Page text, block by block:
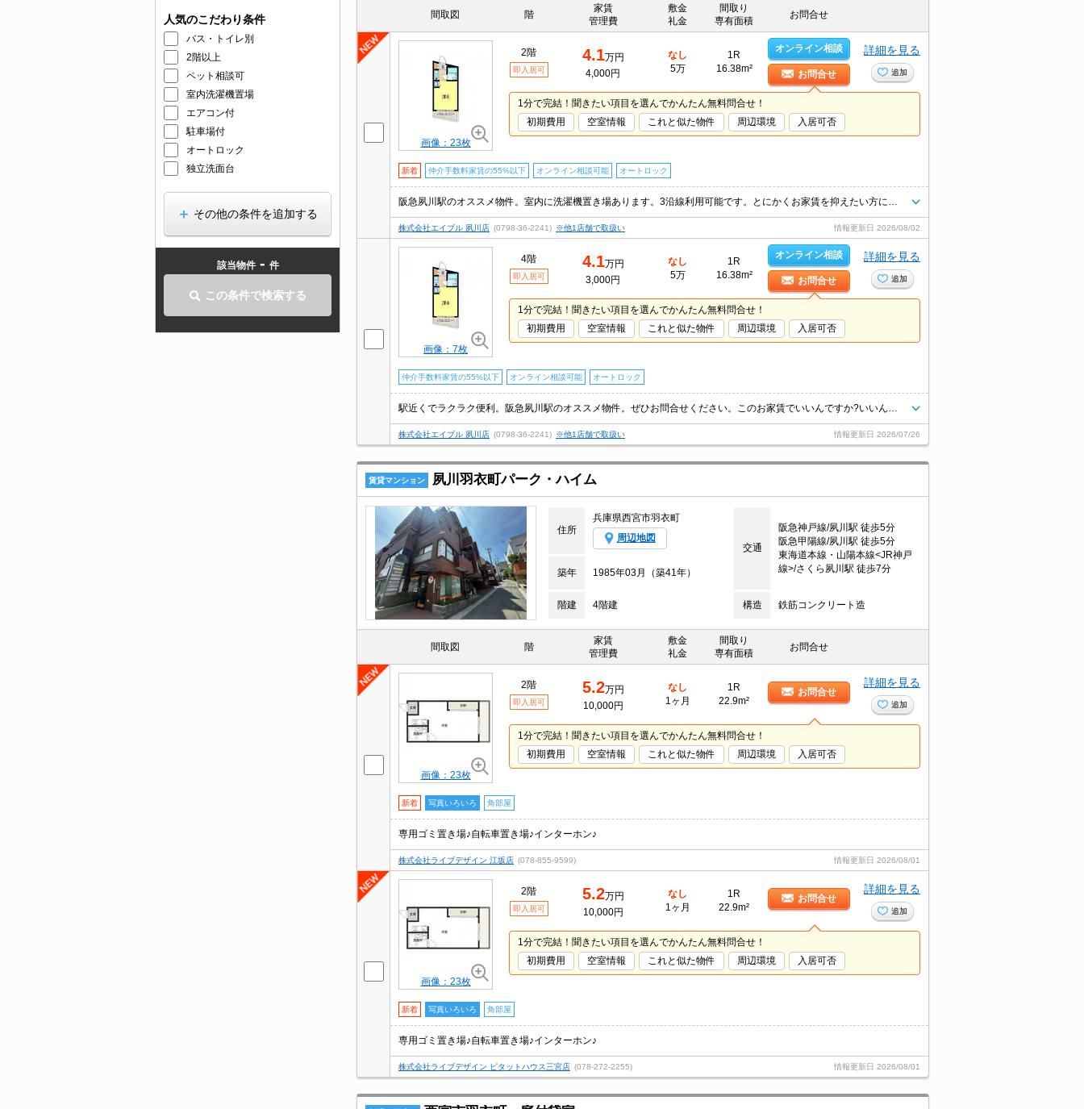
人気のこだわり条件
バス・トイレ別
2階以上
ペット相談可
室内洗濯機置場
エアコン付
駐車場付
オートロック
独立洗面台
その他の条件を追加する
該当物件 - 件
この条件で検索する
間取図 階
家賃
管理費
敷金
礼金
間取り
専有面積
お問合せ
画像：23枚
2階
即入居可
4.1万円
4,000円
なし
5万
1R
16.38m²
オンライン相談
お問合せ
詳細を見る
追加
1分で完結！聞きたい項目を選んでかんたん無料問合せ！
初期費用
空室情報 これと似た物件 周辺環境 入居可否
新着 仲介手数料家賃の55%以下 オンライン相談可能 オートロック
株式会社エイブル 夙川店 (0798-36-2241) ※他1店舗で取扱い 情報更新日 2026/08/02
画像：7枚
4階
即入居可
4.1万円
3,000円
なし
5万
1R
16.38m²
オンライン相談
お問合せ
詳細を見る
追加
1分で完結！聞きたい項目を選んでかんたん無料問合せ！
初期費用
空室情報 これと似た物件 周辺環境 入居可否
仲介手数料家賃の55%以下 オンライン相談可能 オートロック
株式会社エイブル 夙川店 (0798-36-2241) ※他1店舗で取扱い 情報更新日 2026/07/26
賃貸マンション 夙川羽衣町パーク・ハイム
住所
兵庫県西宮市羽衣町
周辺地図
交通
阪急神戸線/夙川駅 徒歩5分
阪急甲陽線/夙川駅 徒歩5分
東海道本線・山陽本線<JR神戸
線>/さくら夙川駅 徒歩7分
築年 1985年03月（築41年）
階建 4階建 構造 鉄筋コンクリート造
間取図 階
家賃
管理費
敷金
礼金
間取り
専有面積
お問合せ
画像：23枚
2階
即入居可
5.2万円
10,000円
なし
1ヶ月
1R
22.9m²
お問合せ
詳細を見る
追加
1分で完結！聞きたい項目を選んでかんたん無料問合せ！
初期費用
空室情報 これと似た物件 周辺環境 入居可否
新着 写真いろいろ 角部屋
専用ゴミ置き場♪自転車置き場♪インターホン♪
株式会社ライブデザイン 江坂店 (078-855-9599) 情報更新日 2026/08/01
画像：23枚
2階
即入居可
5.2万円
10,000円
なし
1ヶ月
1R
22.9m²
お問合せ
詳細を見る
追加
1分で完結！聞きたい項目を選んでかんたん無料問合せ！
初期費用
空室情報 これと似た物件 周辺環境 入居可否
新着 写真いろいろ 角部屋
専用ゴミ置き場♪自転車置き場♪インターホン♪
株式会社ライブデザイン ピタットハウス三宮店 (078-272-2255) 情報更新日 2026/08/01